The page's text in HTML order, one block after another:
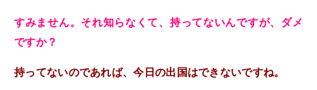
すみません。それ知らなくて、持ってないんですが、ダメ
ですか？
持ってないのであれば、今日の出国はできないですね。